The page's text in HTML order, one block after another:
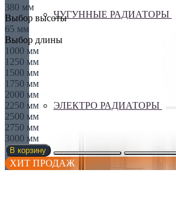
ЧУГУННЫЕ РАДИАТОРЫ
ЭЛЕКТРО РАДИАТОРЫ
380 мм
Выбор высоты
65 мм
Выбор длины
1000 мм
1250 мм
1500 мм
1750 мм
2000 мм
2250 мм
2500 мм
2750 мм
3000 мм
В корзину
ХИТ ПРОДАЖ